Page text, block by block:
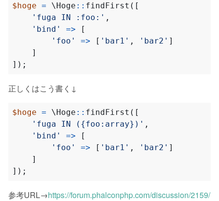
$hoge = \Hoge :: findFirst ([
'fuga IN :foo:' ,
'bind'
=>
[
'foo'
=> [ 'bar1' , 'bar2' ]
]
]);
正しくはこう書く↓
$hoge = \Hoge :: findFirst ([
'fuga IN ({foo:array})' ,
'bind'
=>
[
'foo'
=> [ 'bar1' , 'bar2' ]
]
]);
参考URL→https://forum.phalconphp.com/discussion/2159/